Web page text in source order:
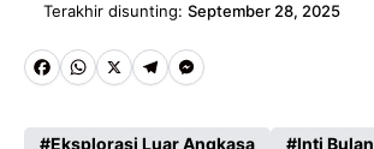
Terakhir disunting: September 28, 2025
Fa W
X
Te M
Eksplorasi Luar Angkasa Inti Bulan